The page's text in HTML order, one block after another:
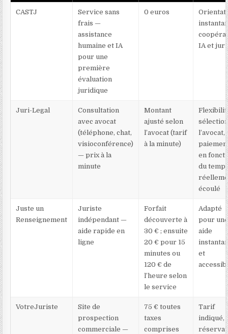
CASTJ
Service sans
frais —
assistance
humaine et IA
pour une
première
évaluation
juridique
0 euros
IA et
Juri-Legal
Consultation
avec avocat
(téléphone, chat,
visioconférence)
— prix à la
minute
Montant
ajusté selon
l’avocat (tarif
à la minute)
l’avocat,
en
du
écoulé
Juste un
Renseignement
Juriste
indépendant —
aide rapide en
ligne
Forfait
découverte à
30 € ; ensuite
20 € pour 15
minutes ou
120 € de
l’heure selon
le service
Adapté
pour
aide
et
VotreJuriste
Site de
prospection
commerciale —
75 € toutes
taxes
comprises
Tarif
indiqué,